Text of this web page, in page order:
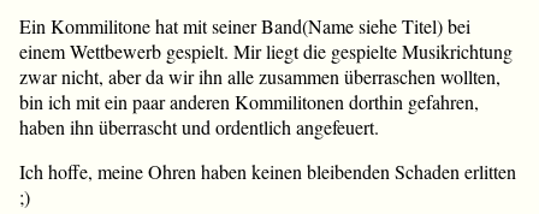
Ein Kommilitone hat mit seiner Band(Name siehe Titel) bei
einem Wettbewerb gespielt. Mir liegt die gespielte Musikrichtung
zwar nicht, aber da wir ihn alle zusammen überraschen wollten,
bin ich mit ein paar anderen Kommilitonen dorthin gefahren,
haben ihn überrascht und ordentlich angefeuert.
Ich hoffe, meine Ohren haben keinen bleibenden Schaden erlitten
;)